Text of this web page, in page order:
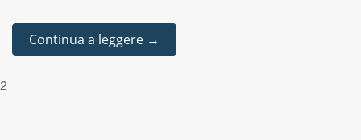
Continua a leggere →
2